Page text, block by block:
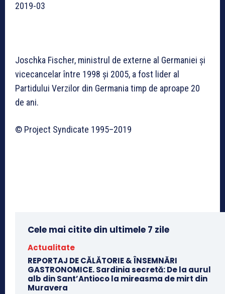
2019-03
Joschka Fischer, ministrul de externe al Germaniei și
vicecancelar între 1998 și 2005, a fost lider al
Partidului Verzilor din Germania timp de aproape 20
de ani.
© Project Syndicate 1995–2019
Cele mai citite din ultimele 7 zile
Actualitate
REPORTAJ DE CĂLĂTORIE & ÎNSEMNĂRI
GASTRONOMICE. Sardinia secretă: De la aurul
alb din Sant’Antioco la mireasma de mirt din
Muravera